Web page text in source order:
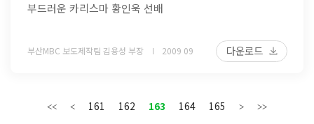
부드러운 카리스마 황인욱 선배
부산MBC 보도제작팀 김용성 부장 2009 09 다운로드
161 162 163 164 165